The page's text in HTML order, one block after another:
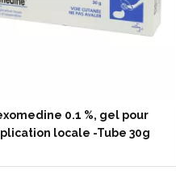
0.1 %, gel pour
locale -Tube 30g